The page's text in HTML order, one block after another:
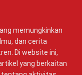
memungkinkan
dan cerita
Di website ini,
yang berkaitan